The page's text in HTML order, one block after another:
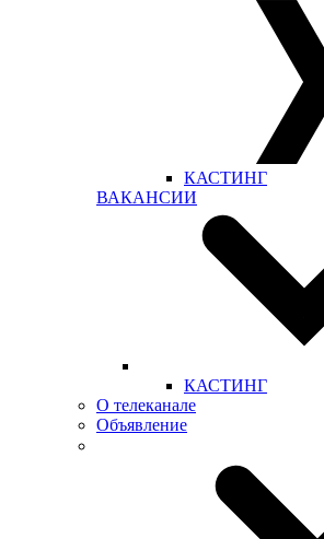
КАСТИНГ
ВАКАНСИИ
КАСТИНГ
О телеканале
Объявление